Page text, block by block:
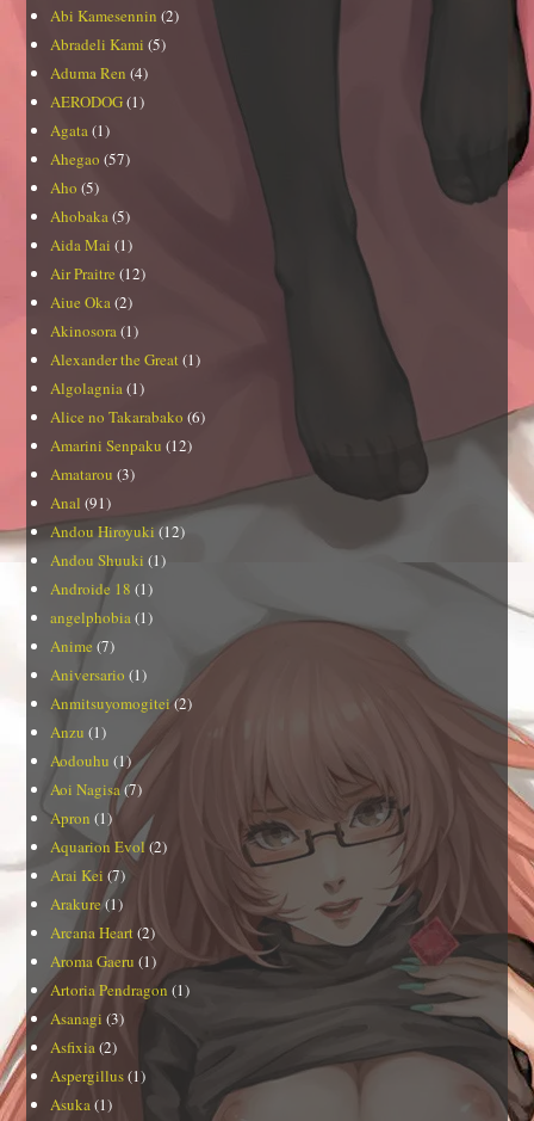
Abi Kamesennin (2)
Abradeli Kami (5)
Aduma Ren (4)
AERODOG(1)
Agata(1)
Ahegao (57)
Aho (5)
Ahobaka(5)
Aida Mai (1)
Air Praitre (12)
Aiue Oka(2)
Akinosora(1)
Alexander the Great (1)
Algolagnia(1)
Alice no Takarabako (6)
Amarini Senpaku (12)
Amatarou (3)
Anal (91)
Andou Hiroyuki(12)
Andou Shuuki (1)
Androide 18 (1)
angelphobia(1)
Anime(7)
Aniversario (1)
Anmitsuyomogitei(2)
Anzu (1)
Aodouhu (1)
Aoi Nagisa(7)
Apron (1)
Aquarion Evol(2)
Arai Kei (7)
Arakure(1)
Arcana Heart(2)
Aroma Gaeru (1)
Artoria Pendragon (1)
Asanagi (3)
Asfixia(2)
Aspergillus(1)
Asuka(1)